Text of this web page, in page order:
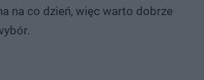
na co dzień, więc warto dobrze